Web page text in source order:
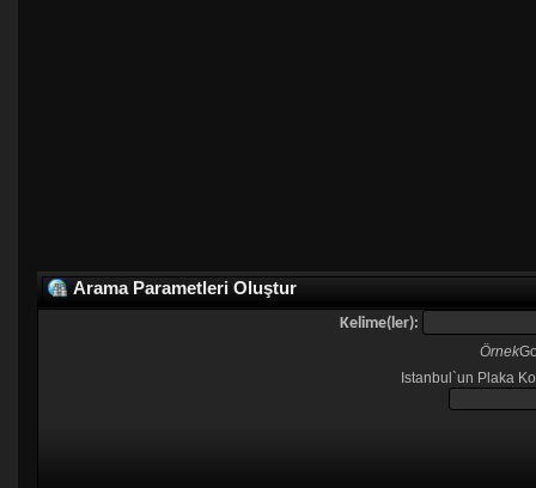
Arama Parametleri Oluştur
Kelime(ler):
Örnek
Istanbul`un Plaka